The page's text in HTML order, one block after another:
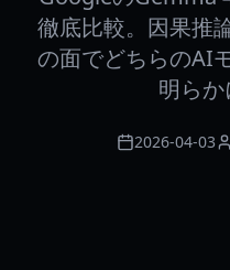
徹底比較。因果推
の面でどちらのAI
明らか
2026-04-03